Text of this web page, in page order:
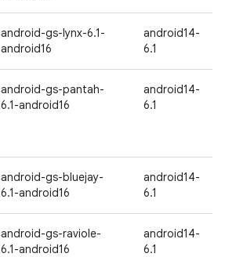
android-gs-lynx-6.1-
android16
android14-
6.1
android-gs-pantah-
6.1-android16
android14-
6.1
android-gs-bluejay-
6.1-android16
android14-
6.1
android-gs-raviole-
6.1-android16
android14-
6.1